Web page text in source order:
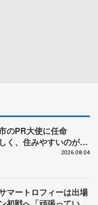
のPR大使に任命
く、住みやすいのが魅
2026.08.04
マートロフィーは出場